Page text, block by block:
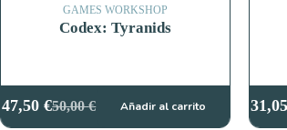
GAMES WORKSHOP
Codex: Tyranids
50,00€
El
47,50€El
Añadir al carrito